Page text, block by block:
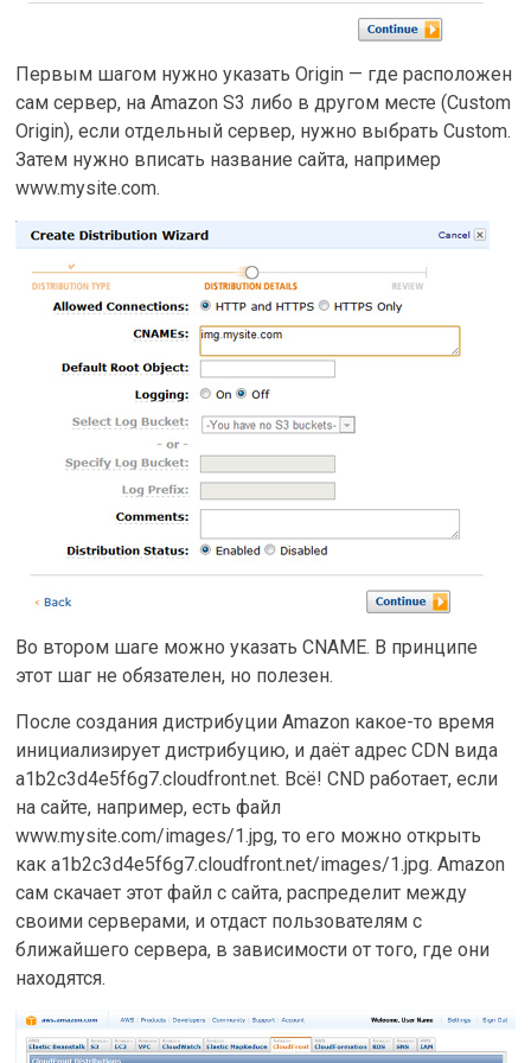
Первым шагом нужно указать Origin — где расположен
сам сервер, на Amazon S3 либо в другом месте (Custom
Origin), если отдельный сервер, нужно выбрать Custom.
Затем нужно вписать название сайта, например
www.mysite.com.
Во втором шаге можно указать CNAME. В принципе
этот шаг не обязателен, но полезен.
После создания дистрибуции Amazon какое-то время
инициализирует дистрибуцию, и даёт адрес CDN вида
a1b2c3d4e5f6g7.cloudfront.net. Всё! CND работает, если
на сайте, например, есть файл
www.mysite.com/images/1.jpg, то его можно открыть
как a1b2c3d4e5f6g7.cloudfront.net/images/1.jpg. Amazon
сам скачает этот файл с сайта, распределит между
своими серверами, и отдаст пользователям с
ближайшего сервера, в зависимости от того, где они
находятся.